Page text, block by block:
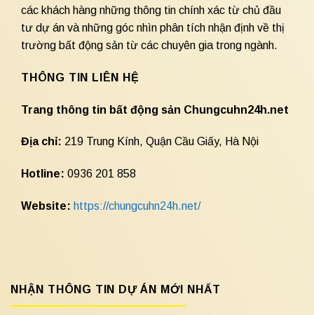
các khách hàng những thông tin chính xác từ chủ đầu
tư dự án và những góc nhìn phân tích nhận định về thị
trường bất động sản từ các chuyên gia trong ngành.
THÔNG TIN LIÊN HỆ
Trang thông tin bất động sản Chungcuhn24h.net
Địa chỉ: 219 Trung Kính, Quận Cầu Giấy, Hà Nội
Hotline: 0936 201 858
Website: https://chungcuhn24h.net/
NHẬN THÔNG TIN DỰ ÁN MỚI NHẤT